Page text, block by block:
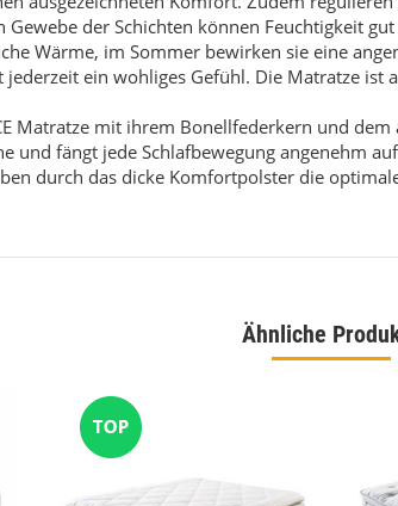
Gewebe der Schichten können Feuchtigkeit
Wärme, im Sommer bewirken sie eine
ein wohliges Gefühl. Die Matratze ist
Matratze mit ihrem Bonellfederkern und
und fängt jede Schlafbewegung angenehm
durch das dicke Komfortpolster die
Ähnliche